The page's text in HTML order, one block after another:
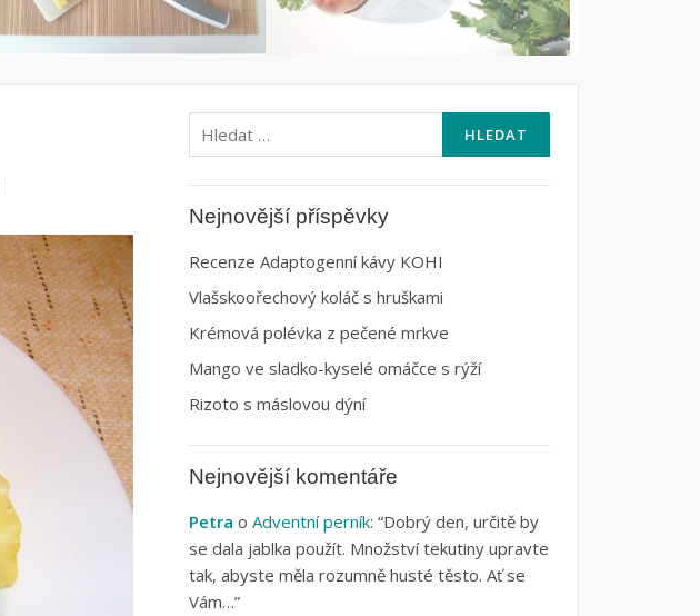
Vyhledávání
Nejnovější příspěvky
Recenze Adaptogenní kávy KOHI
Vlašskoořechový koláč s hruškami
Krémová polévka z pečené mrkve
Mango ve sladko-kyselé omáčce s rýží
Rizoto s máslovou dýní
Nejnovější komentáře
Petra o Adventní perník: “Dobrý den, určitě by
se dala jablka použít. Množství tekutiny upravte
tak, abyste měla rozumně husté těsto. Ať se
Vám…”